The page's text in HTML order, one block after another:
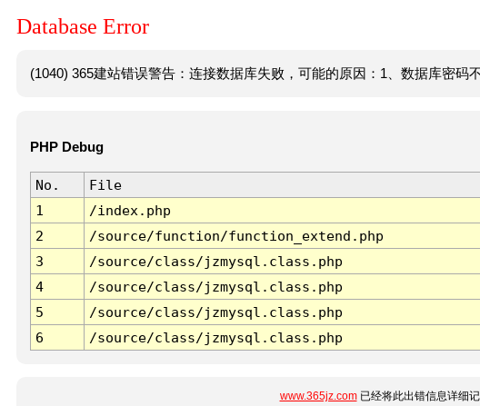
Database Error
(1040) 365建站错误警告：连接数据库失败，可能的原因：1、数据库密码
PHP Debug
No. File
1
/index.php
2
/source/function/function_extend.php
3
/source/class/jzmysql.class.php
4
/source/class/jzmysql.class.php
5
/source/class/jzmysql.class.php
6
/source/class/jzmysql.class.php
www.365jz.com已经将此出错信息详细